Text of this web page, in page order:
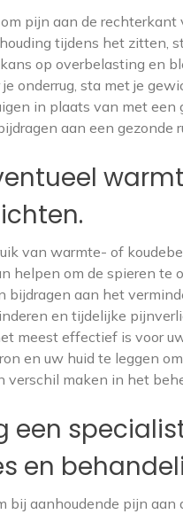
pijn aan de
tijdens het zitten,
op overbelasting en
onderrug, sta met je
in plaats van met een
aan een
van warmte- of
helpen om de spieren te
bijdragen aan het
en tijdelijke
meest effectief is voor
en uw huid te leggen
verschil maken in het
een
en
bij aanhoudende pijn